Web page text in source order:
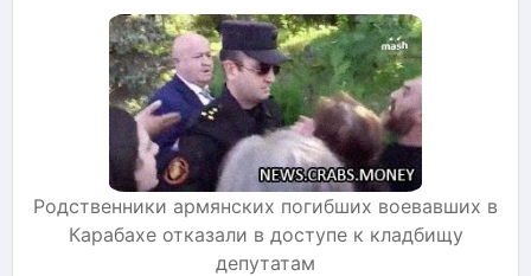
Родственники армянских погибших воевавших в
Карабахе отказали в доступе к кладбищу
депутатам